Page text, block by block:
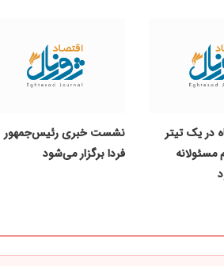
در یک تیتر
نشست خبری رئیس‌جمهور
فردا برگزار می‌شود